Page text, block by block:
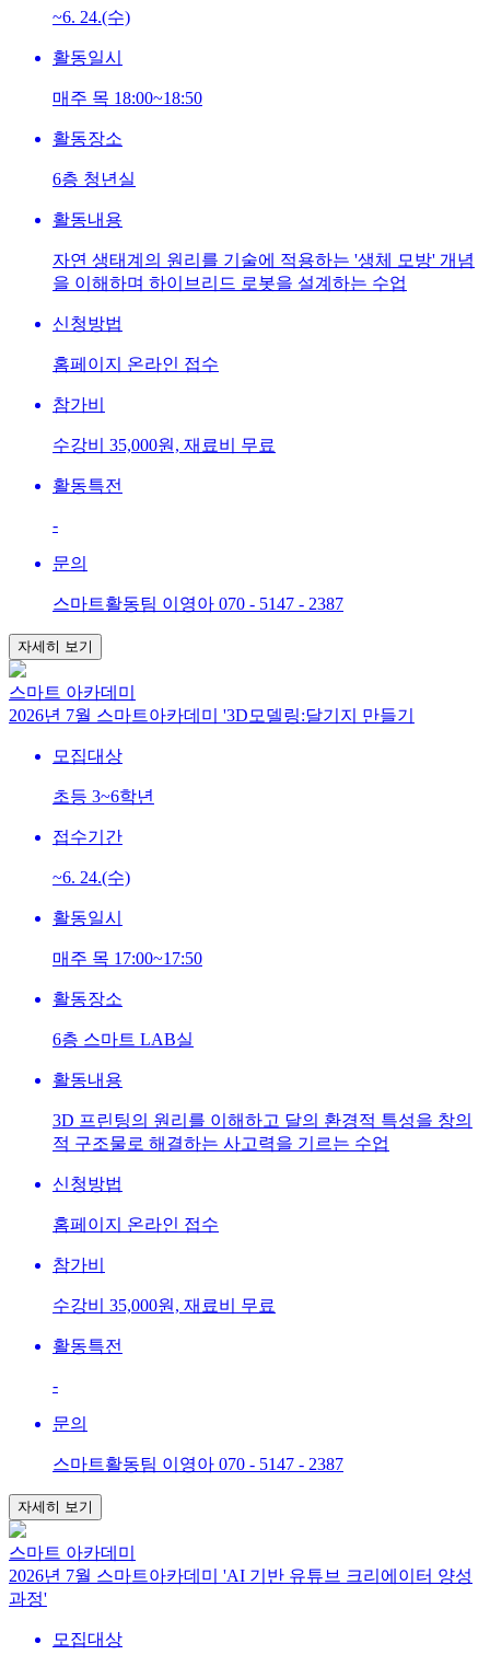
~6. 24.(수)
활동일시
매주 목 18:00~18:50
활동장소
6층 청년실
활동내용
자연 생태계의 원리를 기술에 적용하는 '생체 모방' 개념
을 이해하며 하이브리드 로봇을 설계하는 수업
신청방법
홈페이지 온라인 접수
참가비
수강비 35,000원, 재료비 무료
활동특전
-
문의
스마트활동팀 이영아 070 - 5147 - 2387
자세히 보기
스마트 아카데미
2026년 7월 스마트아카데미 '3D모델링:달기지 만들기
모집대상
초등 3~6학년
접수기간
~6. 24.(수)
활동일시
매주 목 17:00~17:50
활동장소
6층 스마트 LAB실
활동내용
3D 프린팅의 원리를 이해하고 달의 환경적 특성을 창의
적 구조물로 해결하는 사고력을 기르는 수업
신청방법
홈페이지 온라인 접수
참가비
수강비 35,000원, 재료비 무료
활동특전
-
문의
스마트활동팀 이영아 070 - 5147 - 2387
자세히 보기
스마트 아카데미
2026년 7월 스마트아카데미 'AI 기반 유튜브 크리에이터 양성
과정'
모집대상